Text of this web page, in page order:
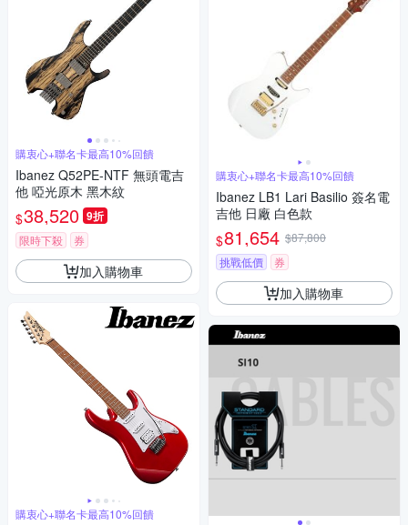
購衷心+聯名卡最高10%回饋
Ibanez Q52PE-NTF 無頭電吉
他 啞光原木 黑木紋
$38,520 9折
限時下殺 券
加入購物車
購衷心+聯名卡最高10%回饋
購衷心+聯名卡最高10%回饋
Ibanez LB1 Lari Basilio 簽名電
吉他 日廠 白色款
$81,654 $87,800
挑戰低價
券
加入購物車